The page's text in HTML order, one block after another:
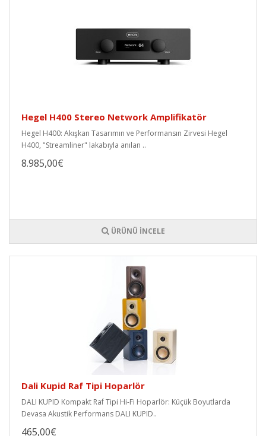
Hegel H400 Stereo Network Amplifikatör
Hegel H400: Akışkan Tasarımın ve Performansın Zirvesi Hegel
H400, "Streamliner" lakabıyla anılan ..
8.985,00€
ÜRÜNÜ İNCELE
Dali Kupid Raf Tipi Hoparlör
DALI KUPID Kompakt Raf Tipi Hi-Fi Hoparlör: Küçük Boyutlarda
Devasa Akustik Performans DALI KUPID..
465,00€